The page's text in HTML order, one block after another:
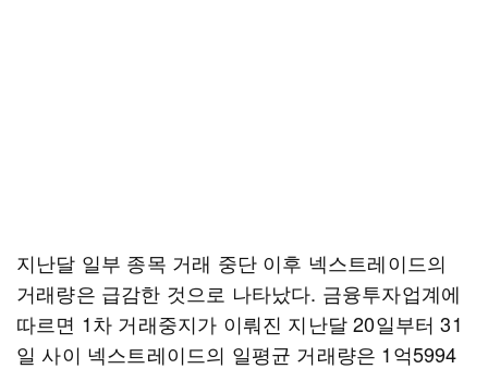
지난달 일부 종목 거래 중단 이후 넥스트레이드의
거래량은 급감한 것으로 나타났다. 금융투자업계에
따르면 1차 거래중지가 이뤄진 지난달 20일부터 31
일 사이 넥스트레이드의 일평균 거래량은 1억5994